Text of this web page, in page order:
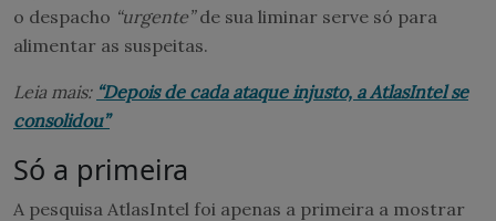
o despacho “urgente”de sua liminar serve só para
alimentar as suspeitas.
Leia mais: “Depois de cada ataque injusto, a AtlasIntel se
consolidou”
Só a primeira
A pesquisa AtlasIntel foi apenas a primeira a mostrar